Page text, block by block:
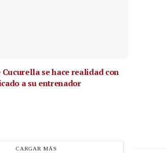
se hace realidad con
a su entrenador
CARGAR MÁS